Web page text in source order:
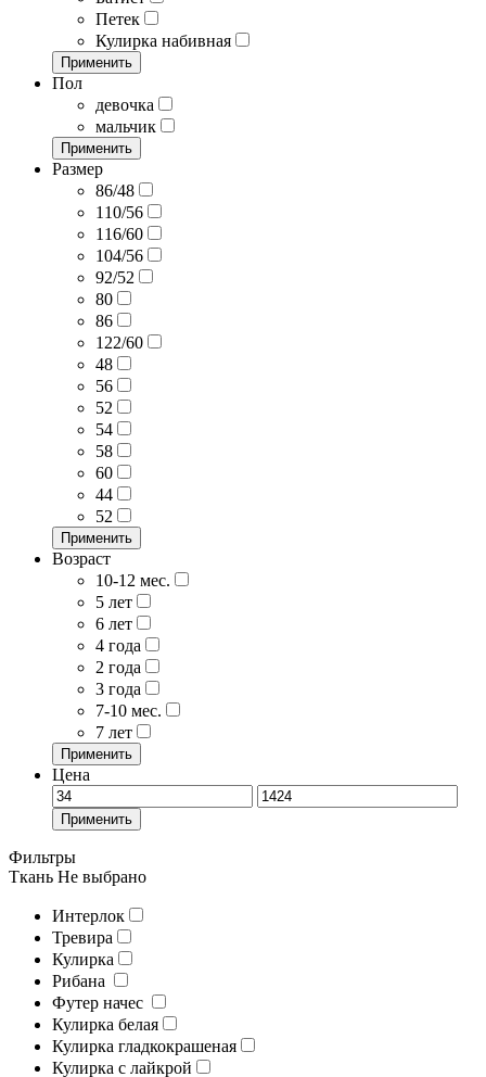
Петек
Кулирка набивная
Применить
Пол
девочка
мальчик
Применить
Размер
86/48
110/56
116/60
104/56
92/52
80
86
122/60
48
56
52
54
58
60
44
52
Применить
Возраст
10-12 мес.
5 лет
6 лет
4 года
2 года
3 года
7-10 мес.
7 лет
Применить
Цена
Применить
Фильтры
Ткань Не выбрано
Интерлок
Тревира
Кулирка
Рибана
Футер начес
Кулирка белая
Кулирка гладкокрашеная
Кулирка с лайкрой